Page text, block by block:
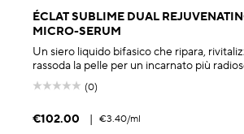
ÉCLAT SUBLIME DUAL
MICRO-SERUM
Un siero liquido bifasico che ripara,
rassoda la pelle per un incarnato più
(0)
€102.00 | €3.40/ml